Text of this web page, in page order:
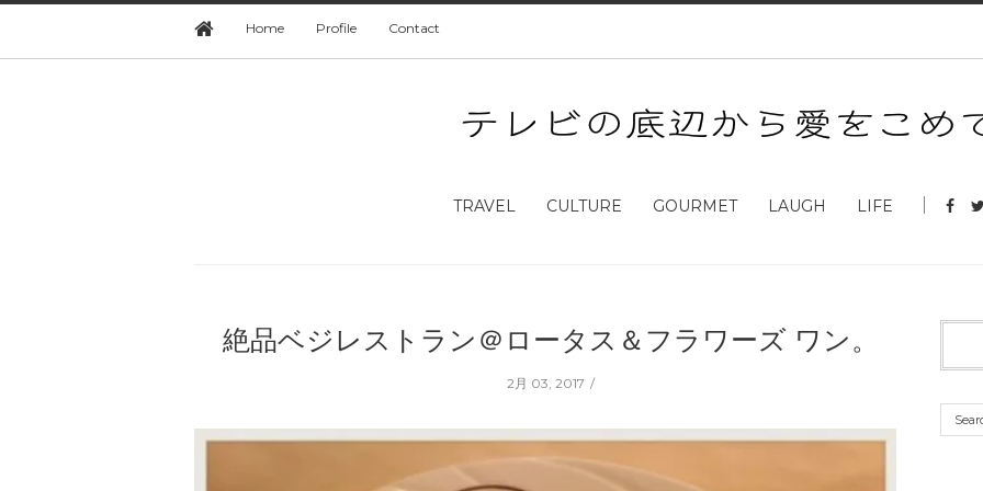
Home Profile Contact
TRAVEL CULTURE GOURMET LAUGH LIFE
絶品ベジレストラン＠ロータス＆フラワーズ ワン。
2月 03, 2017